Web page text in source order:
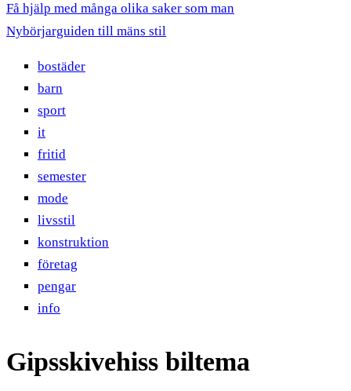
Få hjälp med många olika saker som man
Nybörjarguiden till mäns stil
bostäder
barn
sport
it
fritid
semester
mode
livsstil
konstruktion
företag
pengar
info
Gipsskivehiss biltema